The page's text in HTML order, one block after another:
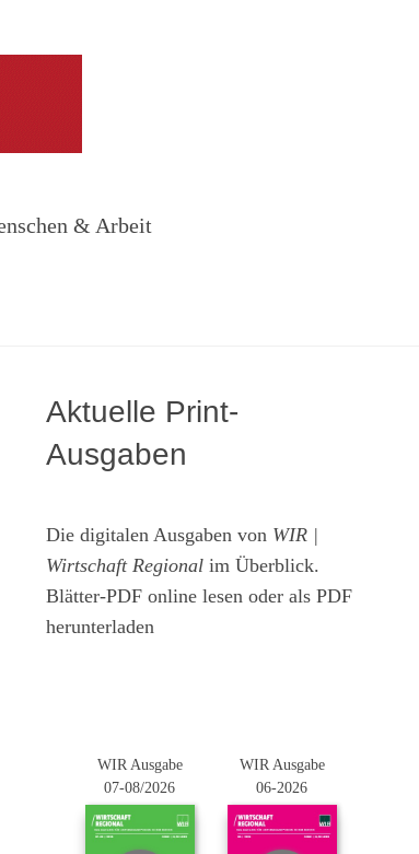
& Arbeit
Aktuelle Print-
Ausgaben
Die digitalen Ausgaben von WIR |
Wirtschaft Regional im Überblick.
Blätter-PDF online lesen oder als PDF
herunterladen
WIR Ausgabe
07-08/2026
WIR Ausgabe
06-2026